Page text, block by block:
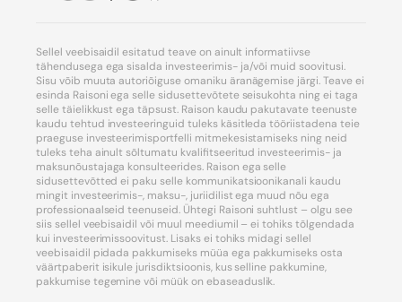
Sellel veebisaidil esitatud teave on ainult informatiivse
tähendusega ega sisalda investeerimis- ja/või muid soovitusi.
Sisu võib muuta autoriõiguse omaniku äranägemise järgi. Teave ei
esinda Raisoni ega selle sidusettevõtete seisukohta ning ei taga
selle täielikkust ega täpsust. Raison kaudu pakutavate teenuste
kaudu tehtud investeeringuid tuleks käsitleda tööriistadena teie
praeguse investeerimisportfelli mitmekesistamiseks ning neid
tuleks teha ainult sõltumatu kvalifitseeritud investeerimis- ja
maksunõustajaga konsulteerides. Raison ega selle
sidusettevõtted ei paku selle kommunikatsioonikanali kaudu
mingit investeerimis-, maksu-, juriidilist ega muud nõu ega
professionaalseid teenuseid. Ühtegi Raisoni suhtlust – olgu see
siis sellel veebisaidil või muul meediumil – ei tohiks tõlgendada
kui investeerimissoovitust. Lisaks ei tohiks midagi sellel
veebisaidil pidada pakkumiseks müüa ega pakkumiseks osta
väärtpaberit isikule jurisdiktsioonis, kus selline pakkumine,
pakkumise tegemine või müük on ebaseaduslik.